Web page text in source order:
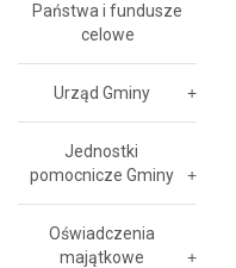
Państwa i fundusze
celowe
Urząd Gminy
Jednostki
pomocnicze Gminy
Oświadczenia
majątkowe